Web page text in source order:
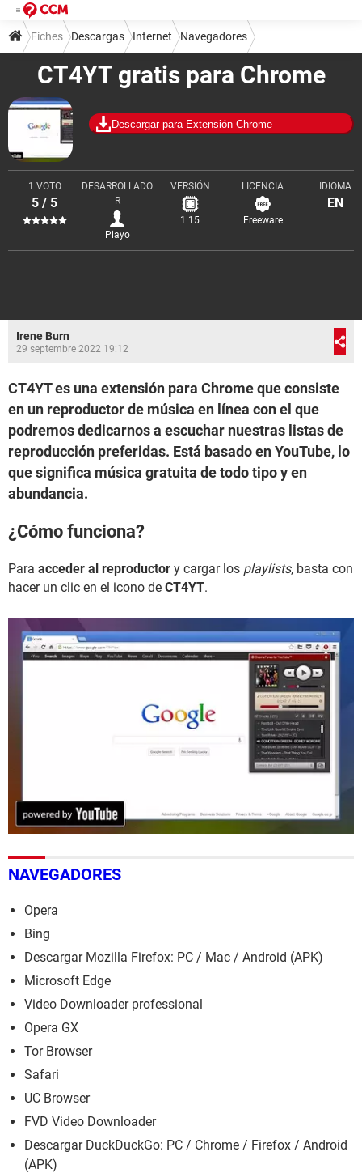
CT4YT gratis para Chrome
Descargar para Extensión Chrome
1 VOTO
5 / 5
DESARROLLADO
R
Piayo
VERSIÓN
1.15
LICENCIA
Freeware
IDIOMA
EN
Fiches Descargas Internet Navegadores
Irene Burn
29 septembre 2022 19:12
CT4YT es una extensión para Chrome que consiste
en un reproductor de música en línea con el que
podremos dedicarnos a escuchar nuestras listas de
reproducción preferidas. Está basado en YouTube, lo
que significa música gratuita de todo tipo y en
abundancia.
¿Cómo funciona?
Para acceder al reproductor y cargar los playlists, basta con
hacer un clic en el icono de CT4YT.
NAVEGADORES
Opera
Bing
Descargar Mozilla Firefox: PC / Mac / Android (APK)
Microsoft Edge
Video Downloader professional
Opera GX
Tor Browser
Safari
UC Browser
FVD Video Downloader
Descargar DuckDuckGo: PC / Chrome / Firefox / Android
(APK)